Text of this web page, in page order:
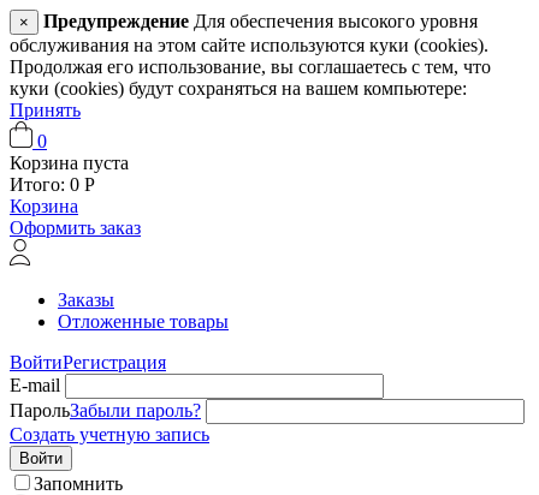
× Предупреждение Для обеспечения высокого уровня
обслуживания на этом сайте используются куки (cookies).
Продолжая его использование, вы соглашаетесь с тем, что
куки (cookies) будут сохраняться на вашем компьютере:
Принять
0
Корзина пуста
Итого: 0 Р
Корзина
Оформить заказ
Заказы
Отложенные товары
ВойтиРегистрация
E-mail
ПарольЗабыли пароль?
Создать учетную запись
Войти
Запомнить